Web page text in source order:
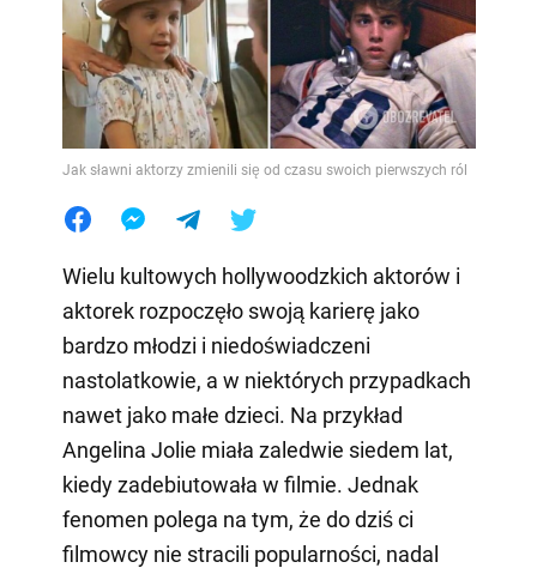
Jak sławni aktorzy zmienili się od czasu swoich pierwszych ról
Wielu kultowych hollywoodzkich aktorów i
aktorek rozpoczęło swoją karierę jako
bardzo młodzi i niedoświadczeni
nastolatkowie, a w niektórych przypadkach
nawet jako małe dzieci. Na przykład
Angelina Jolie miała zaledwie siedem lat,
kiedy zadebiutowała w filmie. Jednak
fenomen polega na tym, że do dziś ci
filmowcy nie stracili popularności, nadal